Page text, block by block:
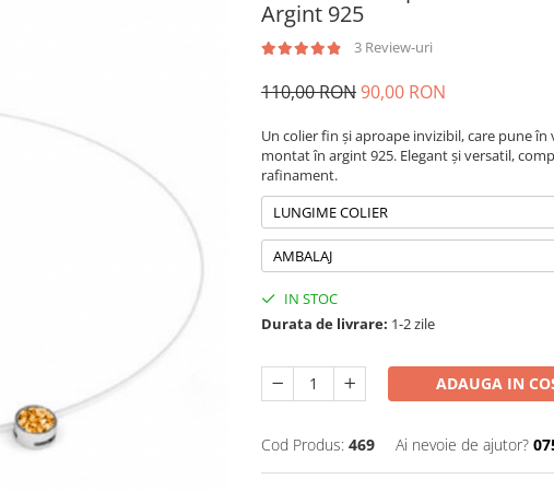
Argint 925
3 Review-uri
110,00 RON90,00 RON
Un colier fin și aproape invizibil, care pune
montat în argint 925. Elegant și versatil,
rafinament.
LUNGIME COLIER
AMBALAJ
IN STOC
Durata de livrare: 1-2 zile
ADAUGA IN
Cod Produs: 469 Ai nevoie de ajutor?